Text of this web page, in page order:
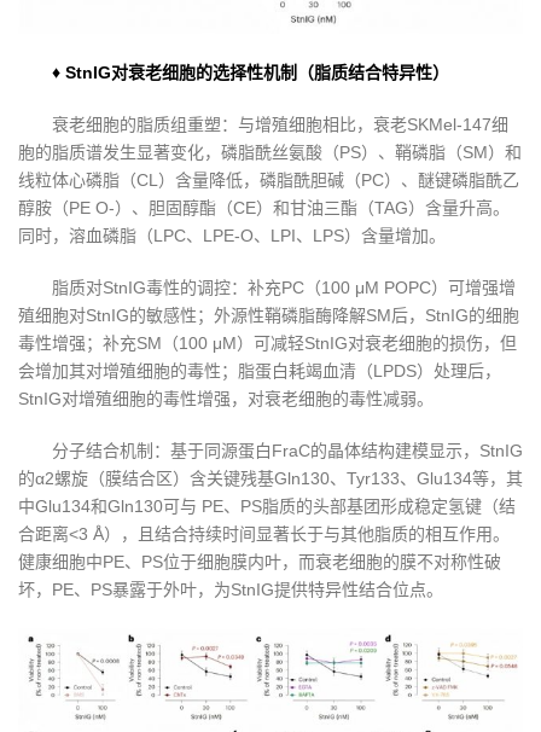
♦ StnIG对衰老细胞的选择性机制（脂质结合特异性）
衰老细胞的脂质组重塑：与增殖细胞相比，衰老SKMel-147细
胞的脂质谱发生显著变化，磷脂酰丝氨酸（PS）、鞘磷脂（SM）和
线粒体心磷脂（CL）含量降低，磷脂酰胆碱（PC）、醚键磷脂酰乙
醇胺（PE O-）、胆固醇酯（CE）和甘油三酯（TAG）含量升高。
同时，溶血磷脂（LPC、LPE-O、LPI、LPS）含量增加。
脂质对StnIG毒性的调控：补充PC（100 μM POPC）可增强增
殖细胞对StnIG的敏感性；外源性鞘磷脂酶降解SM后，StnIG的细胞
毒性增强；补充SM（100 μM）可减轻StnIG对衰老细胞的损伤，但
会增加其对增殖细胞的毒性；脂蛋白耗竭血清（LPDS）处理后，
StnIG对增殖细胞的毒性增强，对衰老细胞的毒性减弱。
分子结合机制：基于同源蛋白FraC的晶体结构建模显示，StnIG
的α2螺旋（膜结合区）含关键残基Gln130、Tyr133、Glu134等，其
中Glu134和Gln130可与 PE、PS脂质的头部基团形成稳定氢键（结
合距离<3 Å），且结合持续时间显著长于与其他脂质的相互作用。
健康细胞中PE、PS位于细胞膜内叶，而衰老细胞的膜不对称性破
坏，PE、PS暴露于外叶，为StnIG提供特异性结合位点。